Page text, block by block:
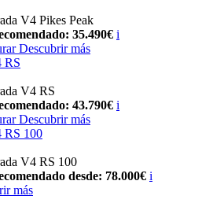
V4 Pikes Peak
35.490€ i
Descubrir más
RS
V4 RS
43.790€ i
Descubrir más
RS 100
V4 RS 100
desde: 78.000€ i
más